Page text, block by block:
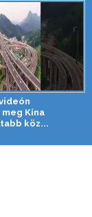
Kína
köz...